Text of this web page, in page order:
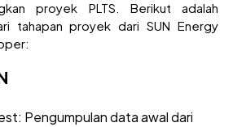
proyek PLTS. Berikut adalah
tahapan proyek dari SUN Energy
Pengumpulan data awal dari